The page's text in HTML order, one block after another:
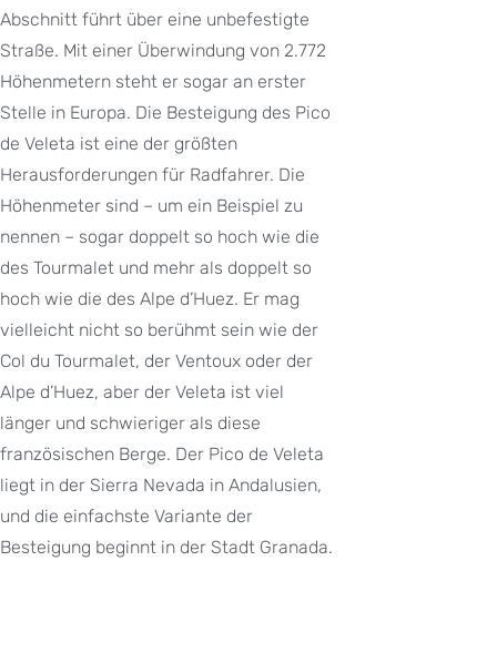
Abschnitt führt über eine unbefestigte
Straße. Mit einer Überwindung von 2.772
Höhenmetern steht er sogar an erster
Stelle in Europa. Die Besteigung des Pico
de Veleta ist eine der größten
Herausforderungen für Radfahrer. Die
Höhenmeter sind – um ein Beispiel zu
nennen – sogar doppelt so hoch wie die
des Tourmalet und mehr als doppelt so
hoch wie die des Alpe d’Huez. Er mag
vielleicht nicht so berühmt sein wie der
Col du Tourmalet, der Ventoux oder der
Alpe d’Huez, aber der Veleta ist viel
länger und schwieriger als diese
französischen Berge. Der Pico de Veleta
liegt in der Sierra Nevada in Andalusien,
und die einfachste Variante der
Besteigung beginnt in der Stadt Granada.